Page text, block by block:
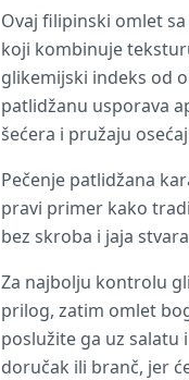
Ovaj filipinski omlet
koji kombinuje
glikemijski indeks od
patlidžanu usporava
šećera i pružaju
Pečenje patlidžana
pravi primer kako
bez skroba i jaja
Za najbolju kontrolu
prilog, zatim omlet
poslužite ga uz salatu
doručak ili branč, jer